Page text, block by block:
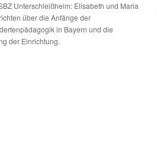
Unterschleißheim: Elisabeth und Maria
über die Anfänge der
in Bayern und die
der Einrichtung.